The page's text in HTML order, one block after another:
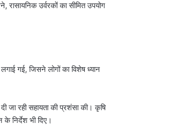
उर्वरकों का सीमित उपयोग
लगाई गई, जिसने लोगों का विशेष ध्यान
जा रही सहायता की प्रशंसा की। कृषि
निर्देश भी दिए।